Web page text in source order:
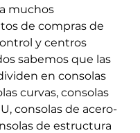
muchos
de compras de
y centros
sabemos que las
en consolas
curvas, consolas
consolas de acero-
de estructura